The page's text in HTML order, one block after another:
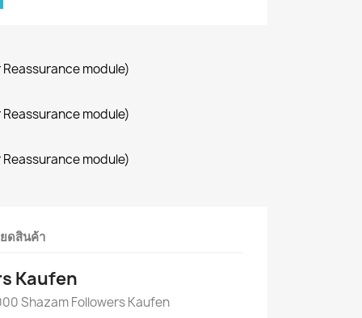
module)
module)
module)
ยดสินค้า
Kaufen
Shazam Followers Kaufen